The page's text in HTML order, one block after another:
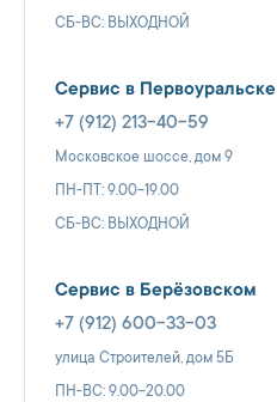
СБ-ВС: ВЫХОДНОЙ
Сервис в Первоуральске
+7 (912) 213-40-59
Московское шоссе, дом 9
ПН-ПТ: 9.00-19.00
СБ-ВС: ВЫХОДНОЙ
Сервис в Берёзовском
+7 (912) 600-33-03
улица Строителей, дом 5Б
ПН-ВС: 9.00-20.00